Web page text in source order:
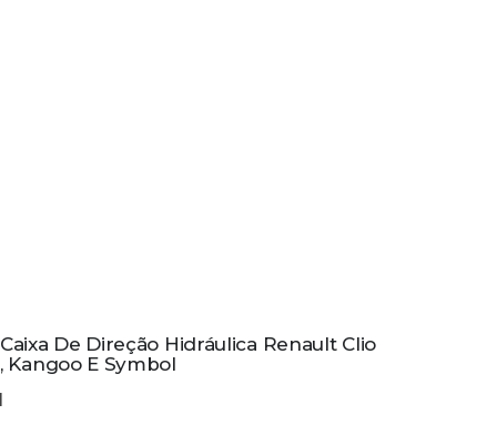
Caixa De Direção Hidráulica Renault Clio
, Kangoo E Symbol